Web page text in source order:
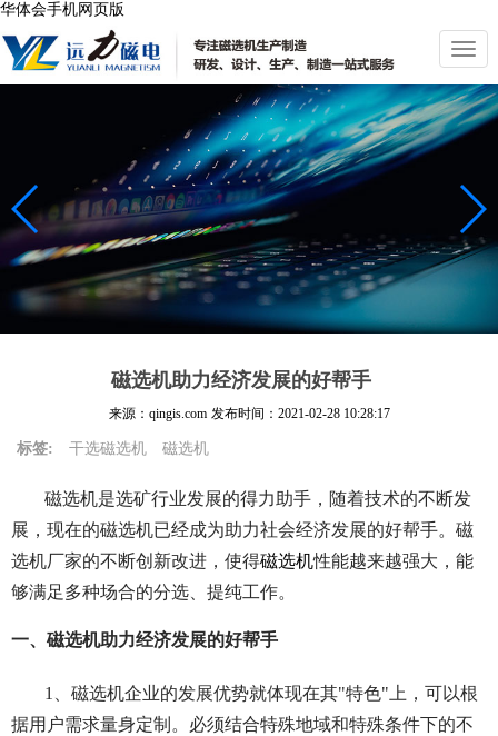
华体会手机网页版
切
换
导
航
磁选机助力经济发展的好帮手
来源：qingis.com 发布时间： 2021-02-28 10:28:17
标签: 干选磁选机 磁选机
磁选机是选矿行业发展的得力助手，随着技术的不断发
展，现在的磁选机已经成为助力社会经济发展的好帮手。磁
选机厂家的不断创新改进，使得磁选机性能越来越强大，能
够满足多种场合的分选、提纯工作。
一、磁选机助力经济发展的好帮手
1、磁选机企业的发展优势就体现在其"特色"上，可以根
据用户需求量身定制。必须结合特殊地域和特殊条件下的不